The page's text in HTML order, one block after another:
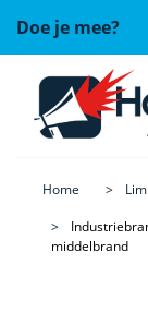
Doe je mee?
Home
middelbrand